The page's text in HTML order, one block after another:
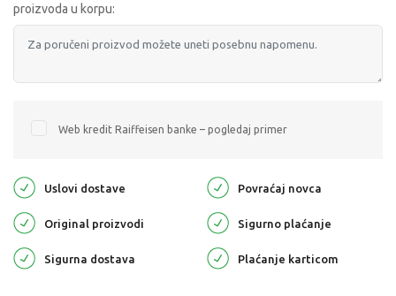
proizvoda u korpu:
Web kredit Raiffeisen banke – pogledaj primer
Uslovi dostave Povraćaj novca
Original proizvodi Sigurno plaćanje
Sigurna dostava Plaćanje karticom